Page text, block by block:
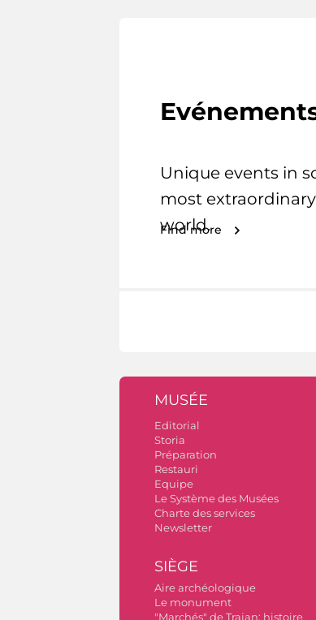
Unique events in
most
world.
Find more
MUSÉE
Editorial
Storia
Préparation
Restauri
Equipe
Le Système des Musées
Charte des services
Newsletter
SIÈGE
Aire archéologique
Le monument
"Marchés" de Trajan: histoire